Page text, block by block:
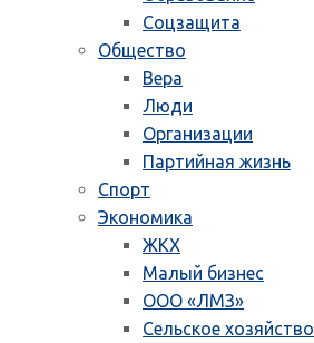
Соцзащита
Общество
Вера
Люди
Организации
Партийная жизнь
Спорт
Экономика
ЖКХ
Малый бизнес
ООО «ЛМЗ»
Сельское хозяйство